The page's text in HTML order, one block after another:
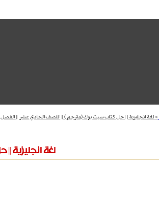
»لغة انجليزية || حل كتاب سيت بوك (مترجم ) || للصف الحادي عشر || الفصل
لغة